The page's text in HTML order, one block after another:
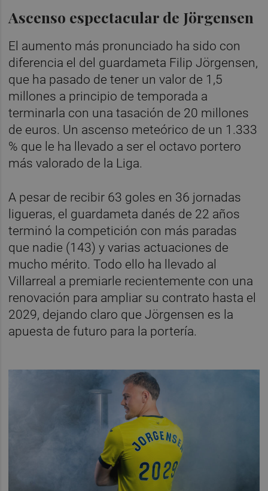
Ascenso espectacular de Jörgensen
El aumento más pronunciado ha sido con
diferencia el del guardameta Filip Jörgensen,
que ha pasado de tener un valor de 1,5
millones a principio de temporada a
terminarla con una tasación de 20 millones
de euros. Un ascenso meteórico de un 1.333
% que le ha llevado a ser el octavo portero
más valorado de la Liga.
A pesar de recibir 63 goles en 36 jornadas
ligueras, el guardameta danés de 22 años
terminó la competición con más paradas
que nadie (143) y varias actuaciones de
mucho mérito. Todo ello ha llevado al
Villarreal a premiarle recientemente con una
renovación para ampliar su contrato hasta el
2029, dejando claro que Jörgensen es la
apuesta de futuro para la portería.